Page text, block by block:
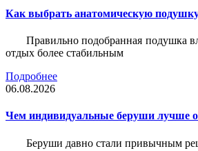
Как выбрать анатомическую
Правильно подобранная подушка
отдых более стабильным
Подробнее
06.08.2026
Чем индивидуальные беруши лучше
Беруши давно стали привычным